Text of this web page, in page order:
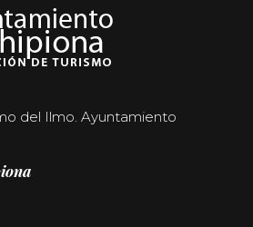
del Ilmo. Ayuntamiento